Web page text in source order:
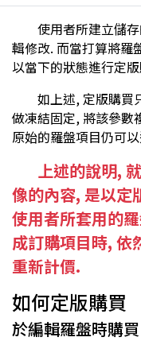
使用者所建立儲
輯修改. 而當打算將羅
以當下的狀態進行定
如上述, 定版購買
做凍結固定, 將該參數
原始的羅盤項目仍可
上述的說明,
像的內容, 是以定
使用者所套用的
成訂購項目時, 依
重新計價.
如何定版購買
於編輯羅盤時購買